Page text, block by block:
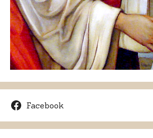
Facebook